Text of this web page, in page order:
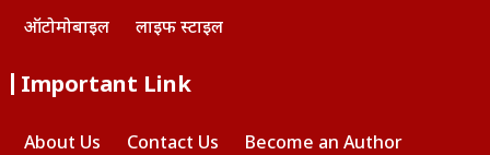
ऑटोमोबाइल लाइफ स्टाइल
Important Link
About Us Contact Us Become an Author